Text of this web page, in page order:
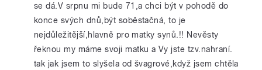
se dá.V srpnu mi bude 71,a chci být v pohodě do
konce svých dnů,být soběstačná, to je
nejdůležitější,hlavně pro matky synů.!! Nevěsty
řeknou my máme svoji matku a Vy jste tzv.nahraní.
tak jak jsem to slyšela od švagrové,když jsem chtěla